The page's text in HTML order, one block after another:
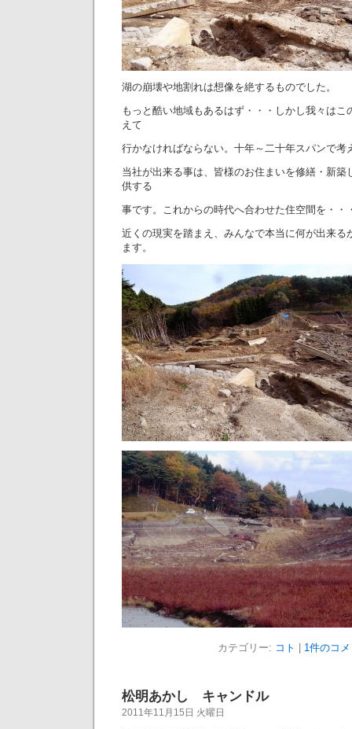
湖の崩壊や地割れは想像を絶するものでした。
もっと酷い地域もあるはず・・・しかし我々はこ
えて
行かなければならない。十年～二十年スパンで考
当社が出来る事は、皆様のお住まいを修繕・新築
供する
事です。これからの時代へ合わせた住空間を・・
近くの現実を踏まえ、みんなで本当に何が出来る
ます。
カテゴリー: コト 1件のコ
松明あかし キャンドル
2011年11月15日 火曜日